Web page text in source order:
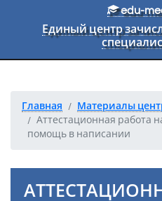
Перейти к основному тексту
edu-
Единый центр
Главная
Материалы
Аттестационная работа
помощь в написании